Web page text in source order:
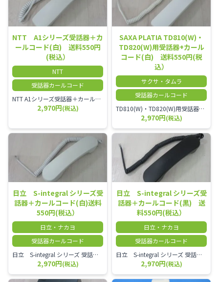
NTT A1シリーズ受話器＋カ
ールコード(白) 送料550円
(税込）
NTT
受話器カールコード
NTT A1シリーズ受話器＋カールコード セット／本商品は中古品となります。 写真では分かりにくいキズ・汚れなどの使用感があります。 経年変化で日焼けの色味が強くなる場合がございます。 予めご理解・ご了承頂きますようお願いいたします。
2,970円(税込)
SAXA PLATIA TD810(W)・
TD820(W)用受話器+カール
コード(白) 送料550円(税
込）
サクサ・タムラ
受話器カールコード
TD810(W)・TD820(W)用受話器＋カールコード セット／本商品は中古品となります。 写真では分かりにくいキズ・汚れなどの使用感があります。 予めご理解・ご了承頂きますようお願いいたします。
2,970円(税込)
日立 S-integral シリーズ受
話器＋カールコード(白)送料
550円(税込）
日立・ナカヨ
受話器カールコード
日立 S-integral シリーズ 受話器＋カールコード セット（白）／本商品は中古品となります。 写真では分かりにくいキズ・汚れなどの使用感があります。 経年変化で日焼けの色味が強くなる場合がございます。 予めご理解・ご了承頂きますようお願いいたします。
2,970円(税込)
日立 S-integral シリーズ受
話器＋カールコード(黒) 送
料550円(税込）
日立・ナカヨ
受話器カールコード
日立 S-integral シリーズ 受話器＋カールコード セット（黒）／本商品は中古品となります。 写真では分かりにくいキズ・汚れなどの使用感があります。 経年変化で日焼けの色味が強くなる場合がございます。 予めご理解・ご了承頂きますようお願いいたします。
2,970円(税込)